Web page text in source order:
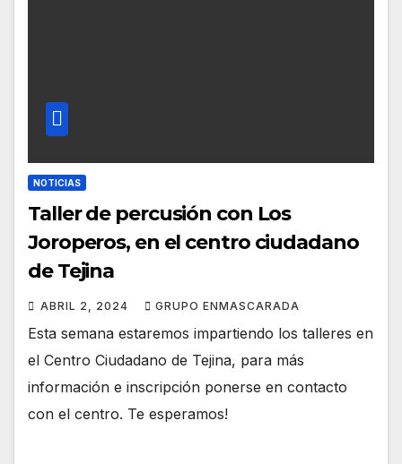
NOTICIAS
Taller de percusión con Los
Joroperos, en el centro ciudadano
de Tejina
ABRIL 2, 2024 GRUPO ENMASCARADA
Esta semana estaremos impartiendo los talleres en
el Centro Ciudadano de Tejina, para más
información e inscripción ponerse en contacto
con el centro. Te esperamos!